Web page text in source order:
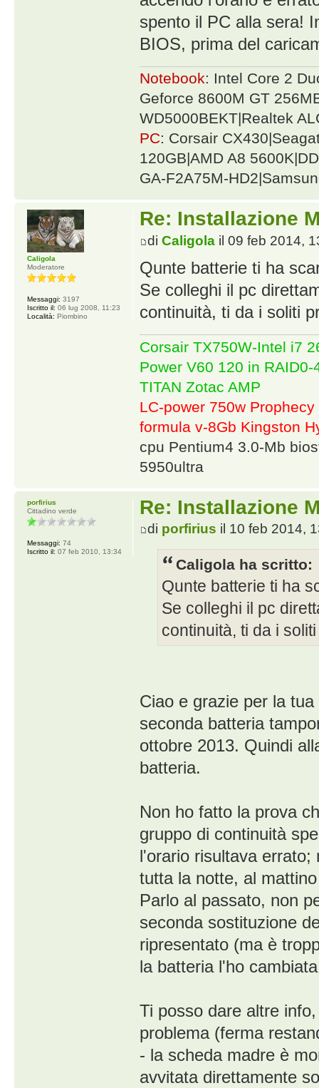
spento il PC alla sera!
BIOS, prima del
Notebook: Intel Core 2
Geforce 8600M GT
WD5000BEKT|Realtek
PC: Corsair
120GB|AMD A8
GA-F2A75M-
Re: Installazione
di Caligolail 09 feb 2014,
Qunte batterie ti ha
Se colleghi il pc
continuità, ti da i soliti
Corsair TX750W-Intel i7
Power V60 120 in
TITAN Zotac AMP
LC-power 750w
formula v-8Gb Kingston
cpu Pentium4 3.0-Mb
5950ultra
Caligola
Moderatore
Messaggi: 3197
Iscritto il: 06 lug 2008, 11:23
Località: Piombino
Re: Installazione
di porfirius il 10 feb 2014,
Caligola ha scritto:
Qunte batterie ti ha
Se colleghi il pc
continuità, ti da i
Ciao e grazie per la
seconda batteria
ottobre 2013. Quindi
batteria.
Non ho fatto la prova
gruppo di continuità
l'orario risultava errato;
tutta la notte, al
Parlo al passato, non
seconda sostituzione
ripresentato (ma è
la batteria l'ho
Ti posso dare altre
problema (ferma
- la scheda madre è
avvitata direttamente
porfirius
Cittadino verde
Messaggi: 74
Iscritto il: 07 feb 2010, 13:34